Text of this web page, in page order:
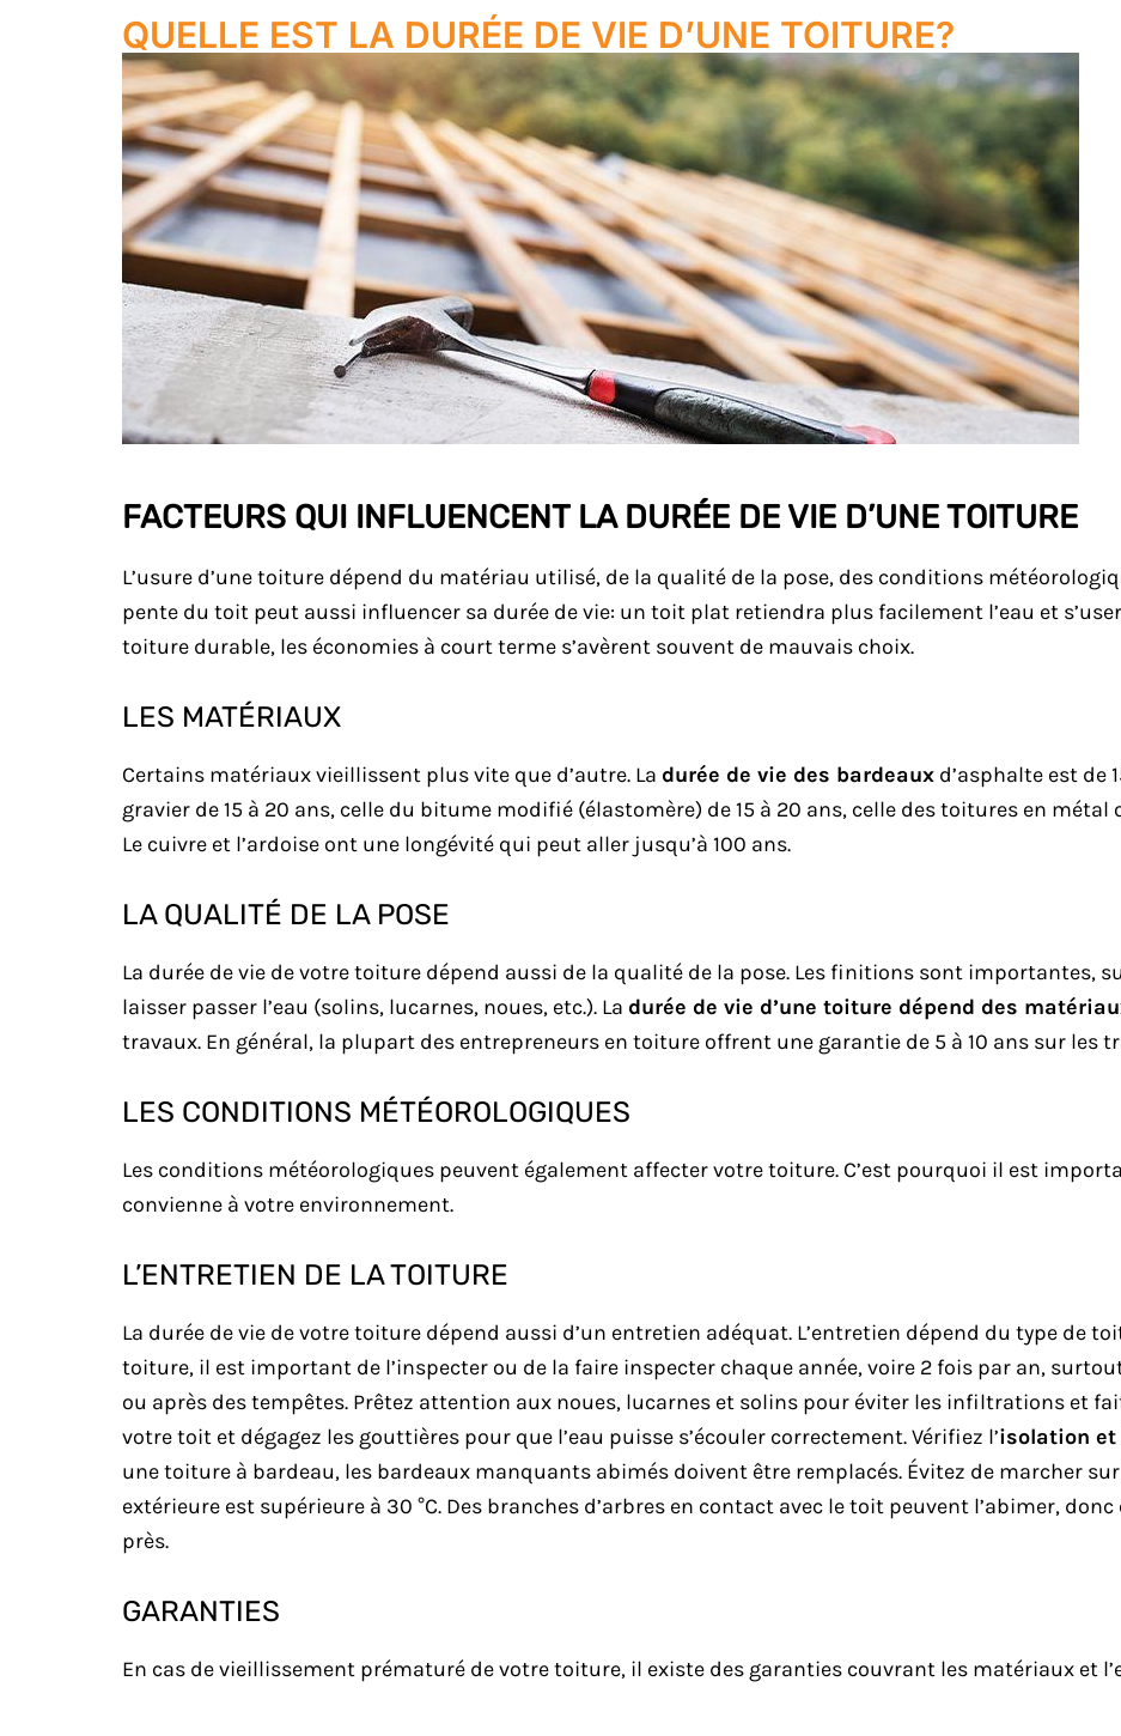
QUELLE EST LA DURÉE DE VIE D’UNE TOITURE?
FACTEURS QUI INFLUENCENT LA DURÉE DE VIE D’UNE TOITURE
L’usure d’une toiture dépend du matériau utilisé, de la qualité de la pose, des conditions
pente du toit peut aussi influencer sa durée de vie: un toit plat retiendra plus facilement l’eau et
toiture durable, les économies à court terme s’avèrent souvent de mauvais choix.
LES MATÉRIAUX
Certains matériaux vieillissent plus vite que d’autre. La durée de vie des bardeaux d’asphalte est de
gravier de 15 à 20 ans, celle du bitume modifié (élastomère) de 15 à 20 ans, celle des toitures en métal
Le cuivre et l’ardoise ont une longévité qui peut aller jusqu’à 100 ans.
LA QUALITÉ DE LA POSE
La durée de vie de votre toiture dépend aussi de la qualité de la pose. Les finitions sont importantes,
laisser passer l’eau (solins, lucarnes, noues, etc.). La durée de vie d’une toiture dépend des
travaux. En général, la plupart des entrepreneurs en toiture offrent une garantie de 5 à 10 ans sur les
LES CONDITIONS MÉTÉOROLOGIQUES
Les conditions météorologiques peuvent également affecter votre toiture. C’est pourquoi il est
convienne à votre environnement.
L’ENTRETIEN DE LA TOITURE
La durée de vie de votre toiture dépend aussi d’un entretien adéquat. L’entretien dépend du type de
toiture, il est important de l’inspecter ou de la faire inspecter chaque année, voire 2 fois par an,
ou après des tempêtes. Prêtez attention aux noues, lucarnes et solins pour éviter les infiltrations et
votre toit et dégagez les gouttières pour que l’eau puisse s’écouler correctement. Vérifiez l’isolation
une toiture à bardeau, les bardeaux manquants abimés doivent être remplacés. Évitez de marcher
extérieure est supérieure à 30 °C. Des branches d’arbres en contact avec le toit peuvent l’abimer,
près.
GARANTIES
En cas de vieillissement prématuré de votre toiture, il existe des garanties couvrant les matériaux et